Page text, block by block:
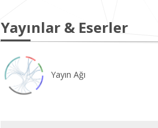
Yayınlar & Eserler
Yayın Ağı